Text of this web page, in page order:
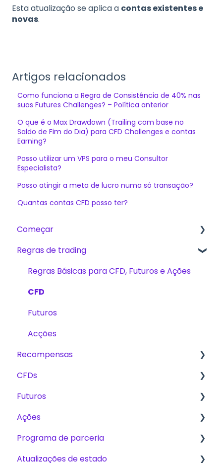
Esta atualização se aplica a contas existentes e
novas.
Artigos relacionados
Como funciona a Regra de Consistência de 40% nas
suas Futures Challenges? – Política anterior
O que é o Max Drawdown (Trailing com base no
Saldo de Fim do Dia) para CFD Challenges e contas
Earning?
Posso utilizar um VPS para o meu Consultor
Especialista?
Posso atingir a meta de lucro numa só transação?
Quantas contas CFD posso ter?
Começar
Começando
The Trading Pit – Quem somos nós
Compras
Produtos
Verificação de conta
Trading
Desafios
Plano de Escalonamento
Regras de trading
Regras Básicas para CFD, Futuros e Ações
CFD
Futuros
Acções
Recompensas
Taxas
Métodos de recompensas
CFDs
Produtos
Trading
Desafios
Plataformas
Futuros
Plano de Escalonamento or Plano de
Ações
Desafios
Programa de parceria
Pagamentos
Atualizações de estado